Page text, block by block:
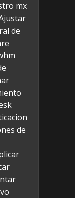
mx
de
de